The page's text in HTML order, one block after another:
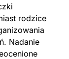
rodzice
Nadanie